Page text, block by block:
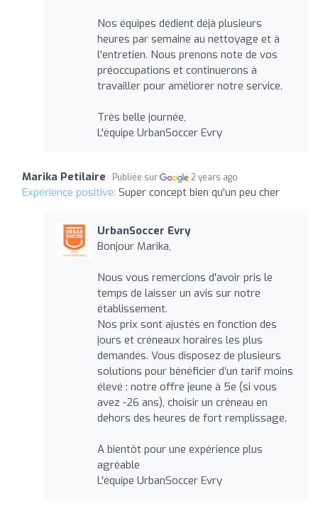
Nos équipes dédient déjà plusieurs
heures par semaine au nettoyage et à
l'entretien. Nous prenons note de vos
préoccupations et continuerons à
travailler pour améliorer notre service.
Très belle journée,
L'équipe UrbanSoccer Evry
Marika Petilaire Publiée sur 2 years ago
Expérience positive: Super concept bien qu'un peu cher
UrbanSoccer Evry
Bonjour Marika,
Nous vous remercions d'avoir pris le
temps de laisser un avis sur notre
établissement.
Nos prix sont ajustés en fonction des
jours et créneaux horaires les plus
demandés. Vous disposez de plusieurs
solutions pour bénéficier d’un tarif moins
élevé : notre offre jeune à 5e (si vous
avez -26 ans), choisir un créneau en
dehors des heures de fort remplissage.
A bientôt pour une expérience plus
agréable
L'équipe UrbanSoccer Evry